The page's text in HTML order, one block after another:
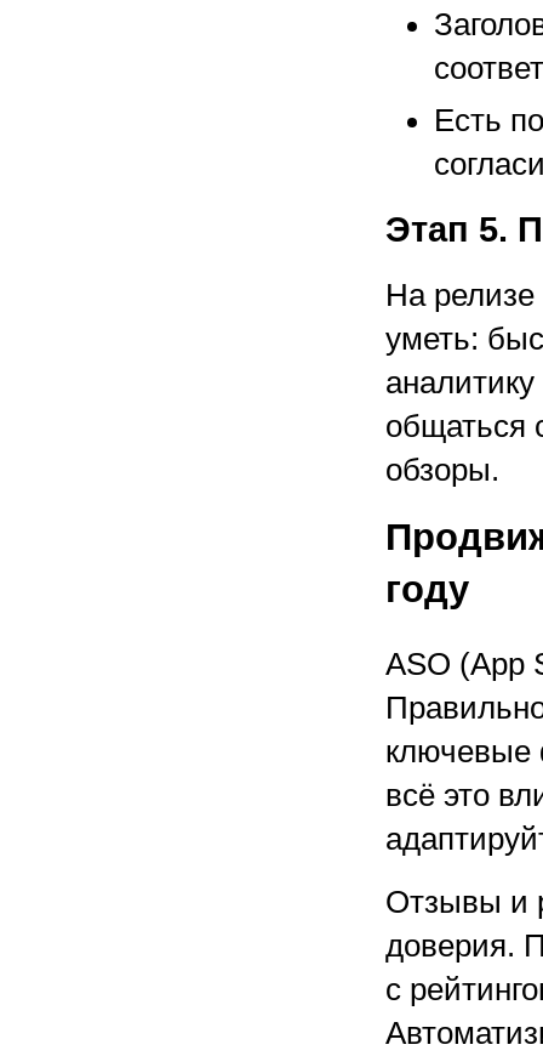
Есть
Этап 5.
На релизе
уметь:
общаться
обзоры.
году
ASO (App
ключевые
всё это
Отзывы и
доверия.
с